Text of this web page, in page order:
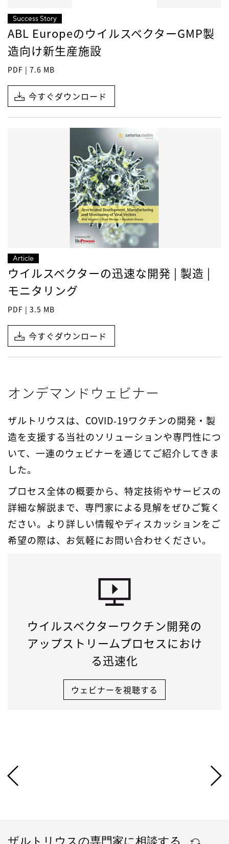
Success Story
ABL EuropeのウイルスベクターGMP製
造向け新生産施設
PDF | 7.6 MB
今すぐダウンロード
Article
ウイルスベクターの迅速な開発 | 製造 |
モニタリング
PDF | 3.5 MB
今すぐダウンロード
オンデマンドウェビナー
ザルトリウスは、COVID‑19ワクチンの開発・製
造を支援する当社のソリューションや専門性につ
いて、一連のウェビナーを通じてご紹介してきま
した。
プロセス全体の概要から、特定技術やサービスの
詳細な解説まで、専門家による見解をぜひご覧く
ださい。より詳しい情報やディスカッションをご
希望の際は、お気軽にお問い合わせください。
ウイルスベクターワクチン開発の
アップストリームプロセスにおけ
る迅速化
ウェビナーを視聴する